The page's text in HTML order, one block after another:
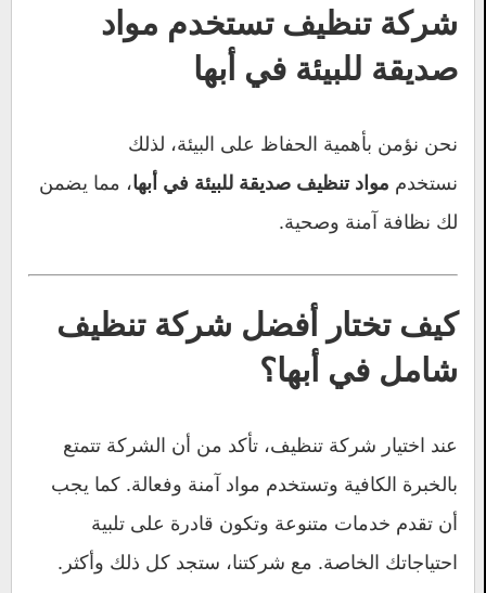
شركة تنظيف تستخدم مواد
صديقة للبيئة في أبها
نحن نؤمن بأهمية الحفاظ على البيئة، لذلك
نستخدم مواد تنظيف صديقة للبيئة في أبها، مما يضمن
لك نظافة آمنة وصحية.
كيف تختار أفضل شركة تنظيف
شامل في أبها؟
عند اختيار شركة تنظيف، تأكد من أن الشركة تتمتع
بالخبرة الكافية وتستخدم مواد آمنة وفعالة. كما يجب
أن تقدم خدمات متنوعة وتكون قادرة على تلبية
احتياجاتك الخاصة. مع شركتنا، ستجد كل ذلك وأكثر.